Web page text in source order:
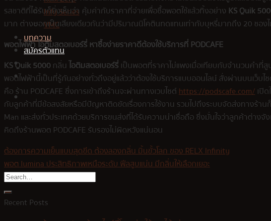
Infy Series
VMC
บทความ
สมัครตัวแทน
รสชาติที่ได้รับก็ยิ่งเห็นว่า คุ้มค่ากับราคาที่จ่ายเพื่อซื้อพอตใช้แล้วทิ้งอย่าง KS Quik
มาก ต่างบอกเป็นเสียงเดียวกันว่ามีปริมาณนิโคตินทดแทนเท่ากับบุหรี่มากถึง 20 ซอง
พอตไฟฟ้าไอติมสตอเบอร์รี่หาซื้อง่ายราคาดีต้องใช้บริการที่ PODCAFE
KS Quik 5000กลิ่นไอติมสตอเบอร์รี่เป็นพอตที่ราคาไม่แพงเมื่อเทียบกับจำนวนคำที่
พอตไฟฟ้านี้เป็นที่รู้กันอย่างทั่วถึงอยู่แล้วว่าต้องใช้บริการแบบออนไลน์ สั่งผ่านบนเว็บ
คือ ร้าน PODCAFE ซึ่งการเข้าถึงร้านจะผ่านทางเวบไซต์https://podscafe.com/เปิ
กับลูกค้าที่มีข้อสงสัยหรือมีปัญหาติดขัดเรื่องการใช้งาน รวมไปถึงระบบจัดส่งทางร้า
Man และส่งทั่วประเทศด้วยบริการขนส่งที่ได้รับความน่าเชื่อถือ ซึ่งมั่นใจว่าลูกค้าต่า
คิดถึงร้านพอต PODCAFE รับรองไม่ผิดหวังแน่นอน
ต้องการความเย็นแบบสุดขีด ต้องลองกลิ่น มิ้นขั้วโลก ของ RELX Infinity
พอต lumina ประสิทธิภาพเหนือระดับ ฟีลสูบแน่น มีกลิ่นให้เลือกเยอะ
Recent Posts